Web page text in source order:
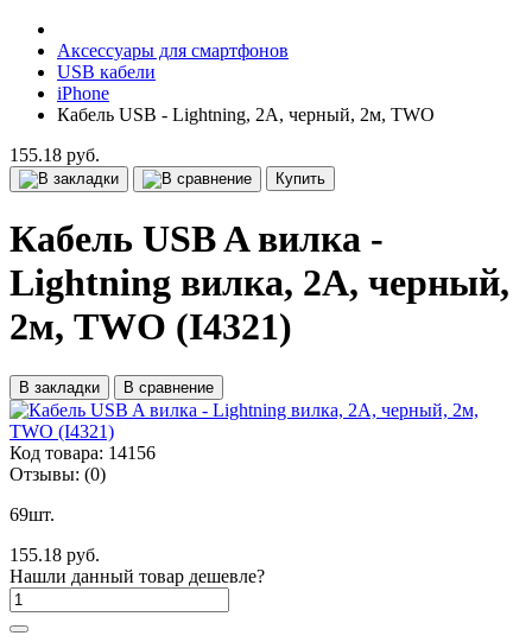
Аксессуары для смартфонов
USB кабели
iPhone
Кабель USB - Lightning, 2A, черный, 2м, TWO
155.18 руб.
Купить
Кабель USB A вилка -
Lightning вилка, 2A, черный,
2м, TWO (I4321)
В закладки В сравнение
Код товара: 14156
Отзывы: (0)
69шт.
155.18 руб.
Нашли данный товар дешевле?